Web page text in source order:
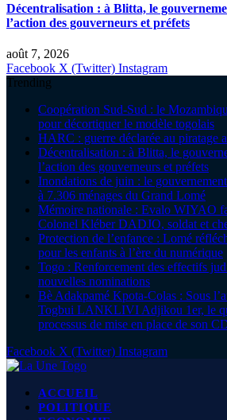
Décentralisation : à Blitta, le
l’action des gouverneurs et préfets
août 7, 2026
Facebook X (Twitter) Instagram
Trending
Coopération Sud-Sud : le
pour décortiquer le modèle togolais
HARC : guerre déclarée au piratage
Décentralisation : à Blitta, le
l’action des gouverneurs et préfets
Inondations de juin : le
à 7.306 ménages du Grand Lomé
Mémoire nationale : Evalo WIYAO
Colonel Kléber DADJO, soldat et
Protection de l’enfance : Lomé
pour les enfants à l’ère du numérique
Togo : Renforcement des effectifs
nouvelles nominations
Bè Adakpamé Kpota-Colas : Sous
Togbui LANKLIVI Adjikou 1er, le
processus de mise en place de son
Facebook X (Twitter) Instagram
ACCUEIL
POLITIQUE